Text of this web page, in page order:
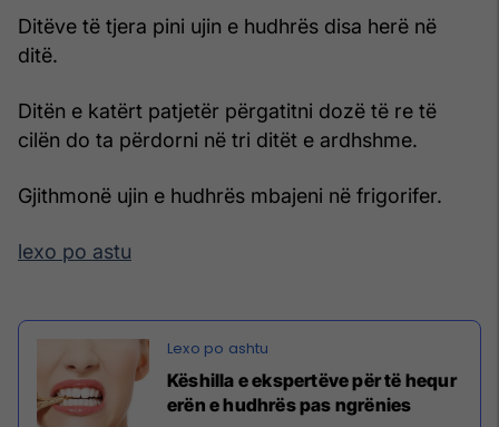
Ditëve të tjera pini ujin e hudhrës disa herë në
ditë.
Ditën e katërt patjetër përgatitni dozë të re të
cilën do ta përdorni në tri ditët e ardhshme.
Gjithmonë ujin e hudhrës mbajeni në frigorifer.
lexo po astu
Këshilla e ekspertëve për të hequr
erën e hudhrës pas ngrënies